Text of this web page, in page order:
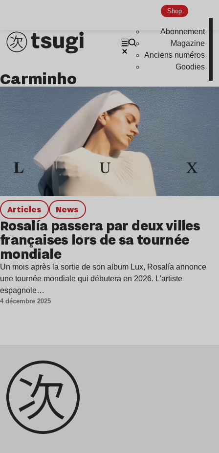
Shop
Abonnement
Magazine
Anciens numéros
Goodies
Indie
Carminho
Articles news
Rosalía passera par deux villes
françaises lors de sa tournée
mondiale
Un mois après la sortie de son album Lux, Rosalía annonce
une tournée mondiale qui débutera en 2026. L'artiste
espagnole…
4 décembre 2025